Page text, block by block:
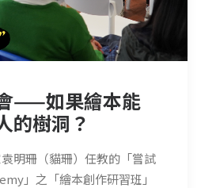
——如果繪本能
的樹洞？
明珊（貓珊）任教的「嘗試
」之「繪本創作研習班」